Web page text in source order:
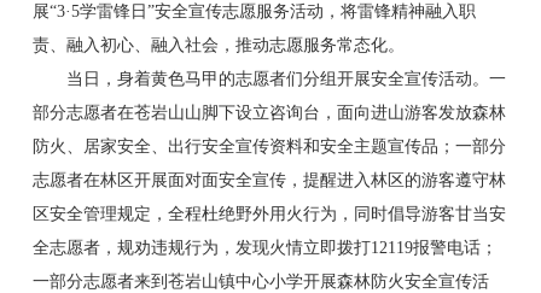
展“3·5学雷锋日”安全宣传志愿服务活动，将雷锋精神融入职
责、融入初心、融入社会，推动志愿服务常态化。
当日，身着黄色马甲的志愿者们分组开展安全宣传活动。一
部分志愿者在苍岩山山脚下设立咨询台，面向进山游客发放森林
防火、居家安全、出行安全宣传资料和安全主题宣传品；一部分
志愿者在林区开展面对面安全宣传，提醒进入林区的游客遵守林
区安全管理规定，全程杜绝野外用火行为，同时倡导游客甘当安
全志愿者，规劝违规行为，发现火情立即拨打12119报警电话；
一部分志愿者来到苍岩山镇中心小学开展森林防火安全宣传活